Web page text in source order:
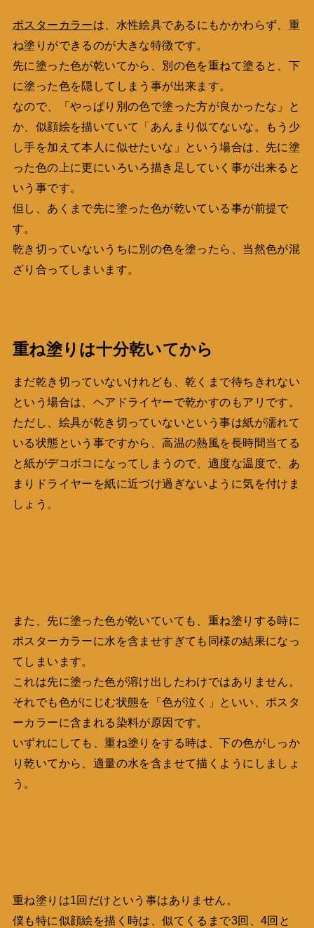
ポスターカラーは、水性絵具であるにもかかわらず、重
ね塗りができるのが大きな特徴です。
先に塗った色が乾いてから、別の色を重ねて塗ると、下
に塗った色を隠してしまう事が出来ます。
なので、「やっぱり別の色で塗った方が良かったな」と
か、似顔絵を描いていて「あんまり似てないな。もう少
し手を加えて本人に似せたいな」という場合は、先に塗
った色の上に更にいろいろ描き足していく事が出来ると
いう事です。
但し、あくまで先に塗った色が乾いている事が前提で
す。
乾き切っていないうちに別の色を塗ったら、当然色が混
ざり合ってしまいます。
重ね塗りは十分乾いてから
まだ乾き切っていないけれども、乾くまで待ちきれない
という場合は、ヘアドライヤーで乾かすのもアリです。
ただし、絵具が乾き切っていないという事は紙が濡れて
いる状態という事ですから、高温の熱風を長時間当てる
と紙がデコボコになってしまうので、適度な温度で、あ
まりドライヤーを紙に近づけ過ぎないように気を付けま
しょう。
また、先に塗った色が乾いていても、重ね塗りする時に
ポスターカラーに水を含ませすぎても同様の結果になっ
てしまいます。
これは先に塗った色が溶け出したわけではありません。
それでも色がにじむ状態を「色が泣く」といい、ポスタ
ーカラーに含まれる染料が原因です。
いずれにしても、重ね塗りをする時は、下の色がしっか
り乾いてから、適量の水を含ませて描くようにしましょ
う。
重ね塗りは1回だけという事はありません。
僕も特に似顔絵を描く時は、似てくるまで3回、4回と